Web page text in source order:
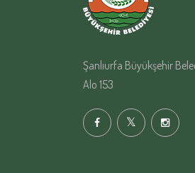
Şanlıurfa Büyükşehir
Alo 153